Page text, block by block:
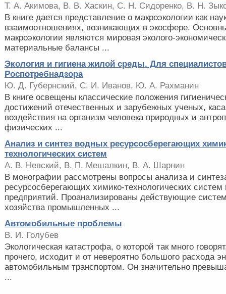
Т. А. Акимова, В. В. Хаскин, С. Н. Сидоренко, В. Н.
В книге дается представление о макроэкологии как
взаимоотношениях, возникающих в экосфере.
макроэкологии являются мировая эколого-
материальные балансы ...
Экология и гигиена жилой среды. Для
Роспотребнадзора
Ю. Д. Губернский, С. И. Иванов, Ю. А. Рахманин
В книге освещены классические положения
достижений отечественных и зарубежных ученых,
воздействия на организм человека природных и
физических ...
Анализ и синтез водных ресурсосберегающих
технологических систем
А. В. Невский, В. П. Мешалкин, В. А. Шарнин
В монографии рассмотрены вопросы анализа и
ресурсосберегающих химико-технологических
предприятий. Проанализированы действующие
хозяйства промышленных ...
Автомобильные проблемы
В. И. Голубев
Экологическая катастрофа, о которой так много
прочего, исходит и от невероятно большого расхода
автомобильным транспортом. Он значительно
...